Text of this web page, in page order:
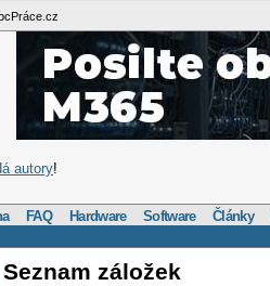
autory!
FAQ Hardware Software Články
Seznam záložek